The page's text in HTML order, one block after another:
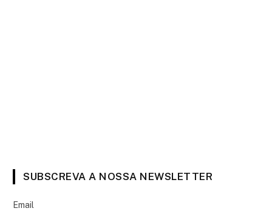
SUBSCREVA A NOSSA NEWSLETTER
Email